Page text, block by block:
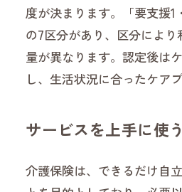
度が決まります。「要支援1
の7区分があり、区分によ
量が異なります。認定後は
し、生活状況に合ったケア
サービスを上手に使
介護保険は、できるだけ自